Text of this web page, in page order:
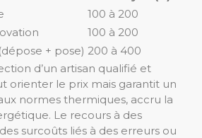
100 à 200
100 à 200
+ pose) 200 à 400
d’un artisan qualifié et
orienter le prix mais garantit un
normes thermiques, accru la
Le recours à des
surcoûts liés à des erreurs ou